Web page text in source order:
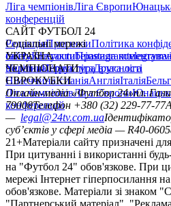
Ліга чемпіонівЛіга Європи
конференцій
САЙТ ФУТБОЛ 24
РедакціяПрогнозиПолітика
сайтуКонтактиПравила
політикаСтруктура власності
Соціальні мережі
facebookxyoutubeinstagramtelegram
УКРАЇНА
УкраїнаПерша лігаДруга ліга
ЧЕМПІОНАТИ
НімеччинаІспаніяАнгліяІталія
ЄВРОКУБКИ
Ліга чемпіонівЛіга Європи
конференцій
Онлайн-медіа «Футбол 24»пл.
79008Телефон +380 (32) 229-77-77
— legal@24tv.com.ua
суб’єктів у сфері медіа — R40-
21+Матеріали сайту призначені
При цитуванні і використанні
на "Футбол 24" обов'язкове. При
мережі Інтернет гіперпосилання
обов'язкове. Матеріали зі знаком